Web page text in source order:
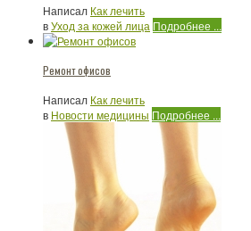
Написал Как лечить
вУход за кожей лица Подробнее ...
Ремонт офисов
Написал Как лечить
в Новости медицины Подробнее ...